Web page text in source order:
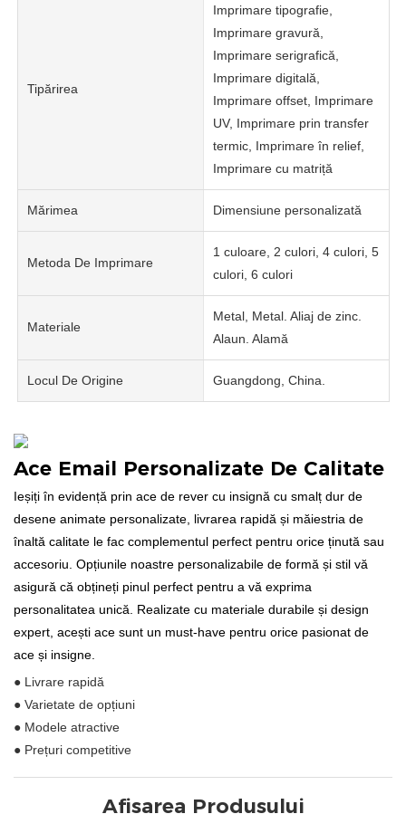
Tipărirea
Imprimare tipografie,
Imprimare gravură,
Imprimare serigrafică,
Imprimare digitală,
Imprimare offset, Imprimare
UV, Imprimare prin transfer
termic, Imprimare în relief,
Imprimare cu matriță
Mărimea Dimensiune personalizată
Metoda De Imprimare
1 culoare, 2 culori, 4 culori, 5
culori, 6 culori
Materiale
Metal, Metal. Aliaj de zinc.
Alaun. Alamă
Locul De Origine Guangdong, China.
Ace Email Personalizate De Calitate
Ieșiți în evidență prin ace de rever cu insignă cu smalț dur de
desene animate personalizate, livrarea rapidă și măiestria de
înaltă calitate le fac complementul perfect pentru orice ținută sau
accesoriu. Opțiunile noastre personalizabile de formă și stil vă
asigură că obțineți pinul perfect pentru a vă exprima
personalitatea unică. Realizate cu materiale durabile și design
expert, acești ace sunt un must-have pentru orice pasionat de
ace și insigne.
● Livrare rapidă
● Varietate de opțiuni
● Modele atractive
● Prețuri competitive
Afișarea Produsului